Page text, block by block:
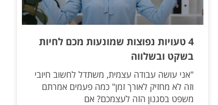
4 טעויות נפוצות שמונעות מכם לחיות
בשקט ובשלווה
"אני עושה עבודה עצמית, משתדל לחשוב חיובי
וזה לא מחזיק לאורך זמן" כמה פעמים אמרתם
משפט בסגנון הזה לעצמכם? אם